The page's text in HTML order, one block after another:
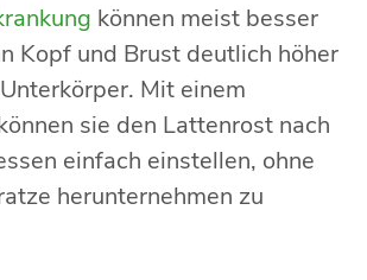
können meist besser
Kopf und Brust deutlich höher
Mit einem
sie den Lattenrost nach
einfach einstellen, ohne
herunternehmen zu